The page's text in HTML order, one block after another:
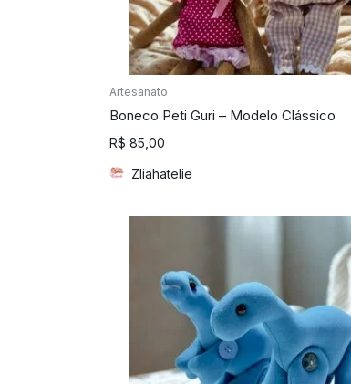
quem
mais
precisa!
Artesanato
Boneco Peti Guri – Modelo Clássico
R$ 85,00
Zliahatelie